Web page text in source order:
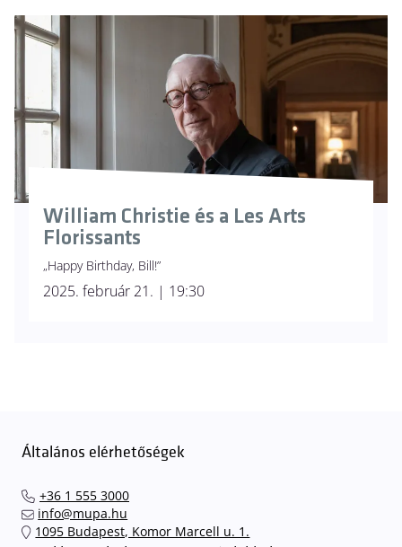
William Christie és a Les Arts
Florissants
„Happy Birthday, Bill!”
2025. február 21. | 19:30
Általános elérhetőségek
+36 1 555 3000
info@mupa.hu
1095 Budapest, Komor Marcell u. 1.